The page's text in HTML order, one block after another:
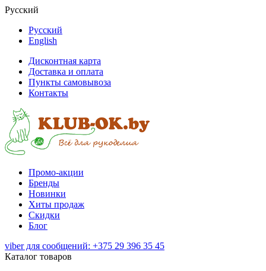
Русский
Русский
English
Дисконтная карта
Доставка и оплата
Пункты самовывоза
Контакты
Промо-акции
Бренды
Новинки
Хиты продаж
Скидки
Блог
viber для сообщений: +375 29 396 35 45
Каталог товаров